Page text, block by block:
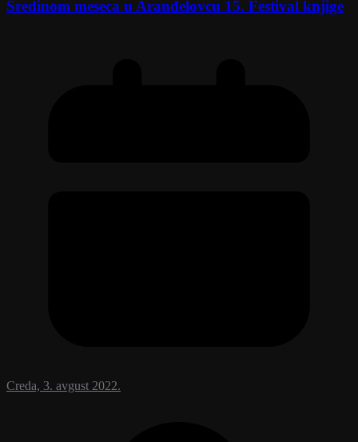
Sredinom meseca u Aranđelovcu 15. Festival knjige
Creda, 3. avgust 2022.